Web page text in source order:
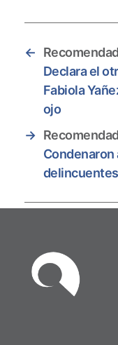
←
Declara el
Fabiola
ojo
→
Condenaron